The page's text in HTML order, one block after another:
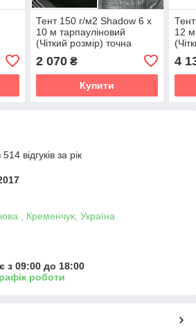
Тент 150 г/м2 Shadow 6 х
10 м тарпауліновий
(Чіткий розмір) точна
щільність тентів від дощу
2 070₴
Купити
12 м
та
4
відгуків за рік
, Кременчук, Україна
з 09:00 до 18:00
роботи